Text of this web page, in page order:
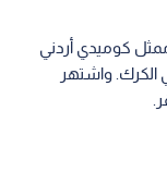
موسى حجازين (2 فبراير 1955 -) ممثل كوميدي أردني
الكرك. واشتهر